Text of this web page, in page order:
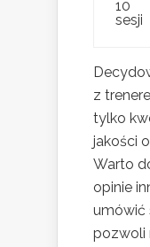
10
sesji
z
tylko
jakości
Warto
opinie
umówić
pozwoli